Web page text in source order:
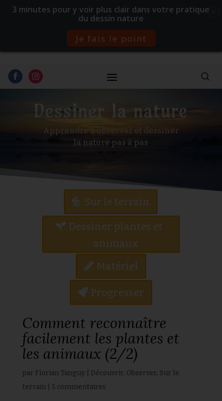
Dessiner la nature
Apprendre à observer et dessiner
la nature pas à pas
Sur le terrain
Dessiner plantes et
animaux
Matériel
Progresser
Comment reconnaître
facilement les plantes et
les animaux (2/2)
par Florian Tanguy Découvrir, Observer, Sur le
terrain| 5 commentaires
3 minutes pour y voir plus clair dans votre pratique
du dessin nature
Je fais le point